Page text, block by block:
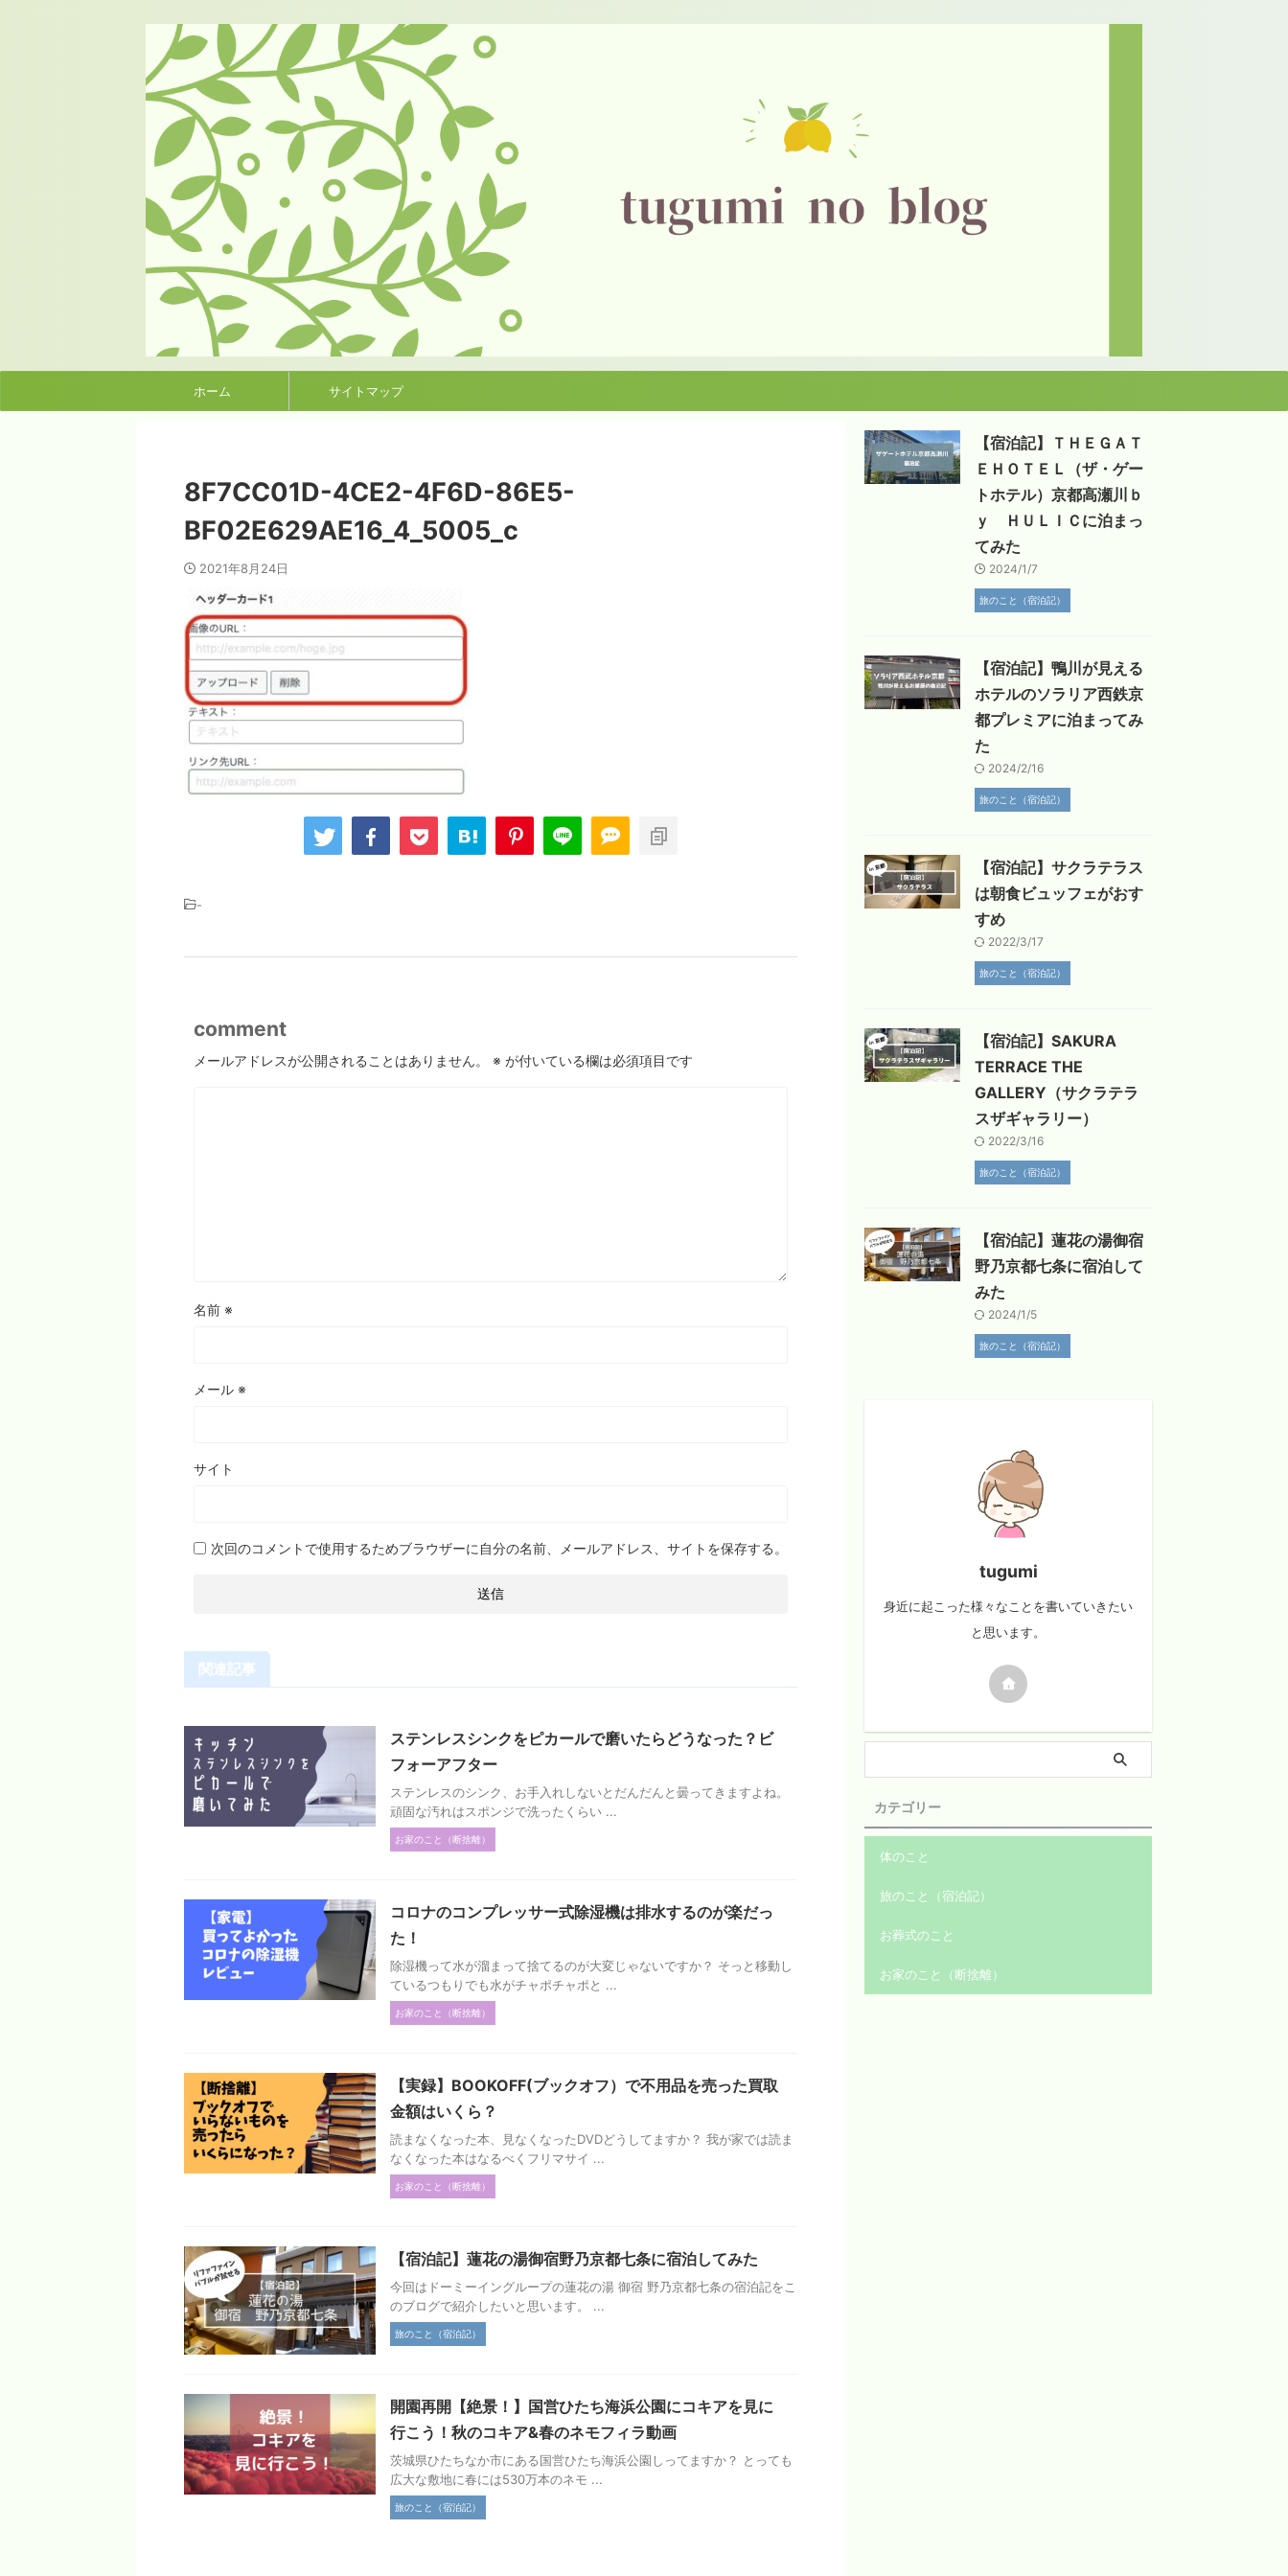
ホーム サイトマップ
8F7CC01D-4CE2-4F6D-86E5-
BF02E629AE16_4_5005_c
2021年8月24日
-
comment
メールアドレスが公開されることはありません。 ※ が付いている欄は必須項目です
名前 ※
メール ※
サイト
次回のコメントで使用するためブラウザーに自分の名前、メールアドレス、サイトを保存する。
関連記事
ステンレスシンクをピカールで磨いたらどうなった？ビ
フォーアフター
ステンレスのシンク、お手入れしないとだんだんと曇ってきますよね。
頑固な汚れはスポンジで洗ったくらい ...
お家のこと（断捨離）
コロナのコンプレッサー式除湿機は排水するのが楽だっ
た！
除湿機って水が溜まって捨てるのが大変じゃないですか？ そっと移動し
ているつもりでも水がチャポチャポと ...
お家のこと（断捨離）
【実録】BOOKOFF(ブックオフ）で不用品を売った買取
金額はいくら？
読まなくなった本、見なくなったDVDどうしてますか？ 我が家では読ま
なくなった本はなるべくフリマサイ ...
お家のこと（断捨離）
【宿泊記】蓮花の湯御宿野乃京都七条に宿泊してみた
今回はドーミーイングループの蓮花の湯 御宿 野乃京都七条の宿泊記をこ
のブログで紹介したいと思います。 ...
旅のこと（宿泊記）
開園再開【絶景！】国営ひたち海浜公園にコキアを見に
行こう！秋のコキア&春のネモフィラ動画
茨城県ひたちなか市にある国営ひたち海浜公園しってますか？ とっても
広大な敷地に春には530万本のネモ ...
旅のこと（宿泊記）
【宿泊記】ＴＨＥＧＡＴ
ＥＨＯＴＥＬ（ザ・ゲー
トホテル）京都高瀬川ｂ
ｙ ＨＵＬＩＣに泊まっ
てみた
2024/1/7
旅のこと（宿泊記）
【宿泊記】鴨川が見える
ホテルのソラリア西鉄京
都プレミアに泊まってみ
た
2024/2/16
旅のこと（宿泊記）
【宿泊記】サクラテラス
は朝食ビュッフェがおす
すめ
2022/3/17
旅のこと（宿泊記）
【宿泊記】SAKURA
TERRACE THE
GALLERY（サクラテラ
スザギャラリー）
2022/3/16
旅のこと（宿泊記）
【宿泊記】蓮花の湯御宿
野乃京都七条に宿泊して
みた
2024/1/5
旅のこと（宿泊記）
tugumi
身近に起こった様々なことを書いていきたい
と思います。
カテゴリー
体のこと
旅のこと（宿泊記）
お葬式のこと
お家のこと（断捨離）